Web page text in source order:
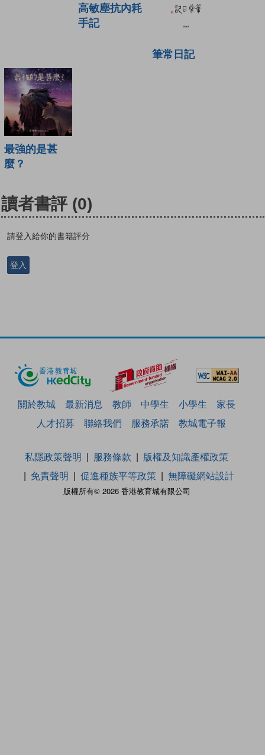
高敏塵抗內耗
手記
筆常日記
最強的是甚
麼？
讀者書評 (0)
請登入給你的書籍評分
登入
關於教城 最新消息 教師 中學生 小學生
家長
人才招募
聯絡我們 服務承諾 教城電子報
版權所有© 2026 香港教育城有限公司
私隱政策聲明 服務條款
版權及知識產權政策
免責聲明
促進種族平等政策 無障礙網站設計